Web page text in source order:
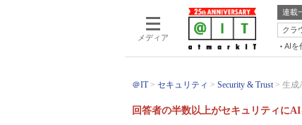
メディア
連載
クラ
AIを
＠IT セキュリティ Security & Trust 生成
回答者の半数以上がセキュリティに